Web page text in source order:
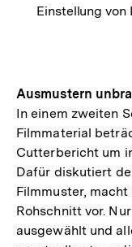
Einstellung von
Ausmustern
In einem zweiten
Filmmaterial
Cutterbericht um
Dafür diskutiert
Filmmuster,
Rohschnitt vor.
ausgewählt und